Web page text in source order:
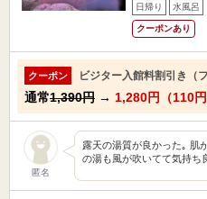
日帰り 水風呂
クーポンあり
クーポン ビジター入館料割引き（
通常1,390円 → 1,280円（110円
匿名
露天の湯質が良かった｡ 肌
の湯も風が吹いてて気持ち